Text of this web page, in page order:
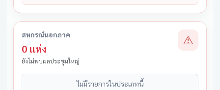
สหกรณ์นอกภาค
0 แห่ง
ยังไม่พบผลประชุมใหญ่
ไม่มีรายการในประเภทนี้